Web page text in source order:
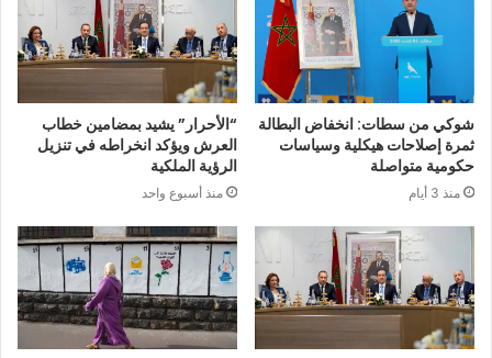
شوكي من سطات: انخفاض البطالة
ثمرة إصلاحات هيكلية وسياسات
حكومية متواصلة
منذ 3 أيام
“الأحرار” يشيد بمضامين خطاب
العرش ويؤكد انخراطه في تنزيل
الرؤية الملكية
منذ أسبوع واحد